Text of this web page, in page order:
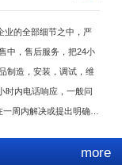
业的全部细节之中，严
中，售后服务，把24小
制造，安装，调试，维
时内电话响应，一般问
周内解决或提出明确解
起的用户损失由我方负more